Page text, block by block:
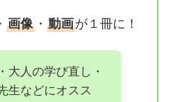
画像・ 動画が１冊に！
大人の学び直し・
生などにオスス